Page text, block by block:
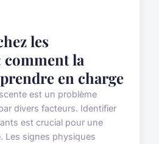
les
comment la
en charge
est un problème
divers facteurs. Identifier
est crucial pour une
Les signes physiques